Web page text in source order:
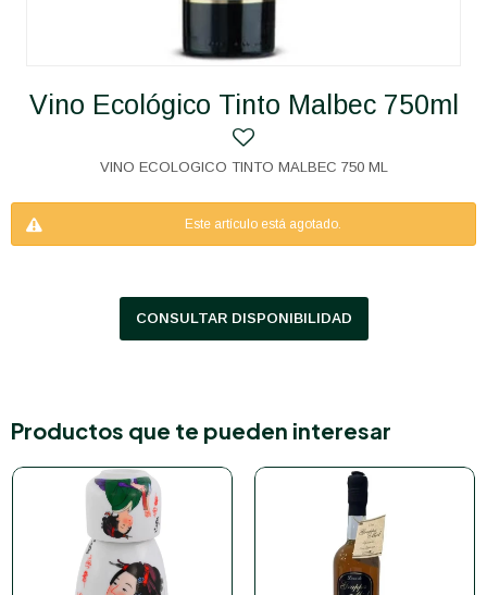
Vino Ecológico Tinto Malbec 750ml
VINO ECOLOGICO TINTO MALBEC 750 ML
Este artículo está agotado.
CONSULTAR DISPONIBILIDAD
Productos que te pueden interesar